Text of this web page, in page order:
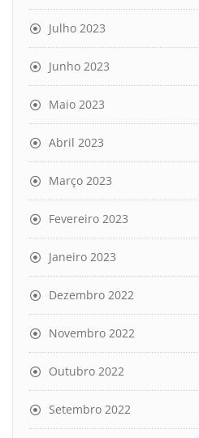
Julho 2023
Junho 2023
Maio 2023
Abril 2023
Março 2023
Fevereiro 2023
Janeiro 2023
Dezembro 2022
Novembro 2022
Outubro 2022
Setembro 2022